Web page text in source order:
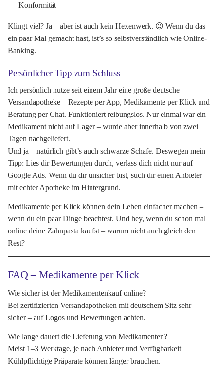
Konformität
Klingt viel? Ja – aber ist auch kein Hexenwerk. 😉 Wenn du das
ein paar Mal gemacht hast, ist’s so selbstverständlich wie Online-
Banking.
Persönlicher Tipp zum Schluss
Ich persönlich nutze seit einem Jahr eine große deutsche
Versandapotheke – Rezepte per App, Medikamente per Klick und
Beratung per Chat. Funktioniert reibungslos. Nur einmal war ein
Medikament nicht auf Lager – wurde aber innerhalb von zwei
Tagen nachgeliefert.
Und ja – natürlich gibt’s auch schwarze Schafe. Deswegen mein
Tipp: Lies dir Bewertungen durch, verlass dich nicht nur auf
Google Ads. Wenn du dir unsicher bist, such dir einen Anbieter
mit echter Apotheke im Hintergrund.
Medikamente per Klick können dein Leben einfacher machen –
wenn du ein paar Dinge beachtest. Und hey, wenn du schon mal
online deine Zahnpasta kaufst – warum nicht auch gleich den
Rest?
FAQ – Medikamente per Klick
Wie sicher ist der Medikamentenkauf online?
Bei zertifizierten Versandapotheken mit deutschem Sitz sehr
sicher – auf Logos und Bewertungen achten.
Wie lange dauert die Lieferung von Medikamenten?
Meist 1–3 Werktage, je nach Anbieter und Verfügbarkeit.
Kühlpflichtige Präparate können länger brauchen.